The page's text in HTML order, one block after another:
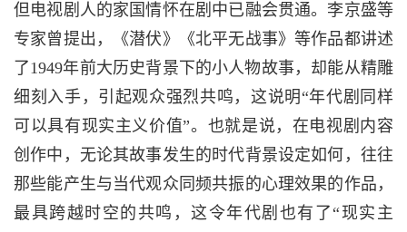
但电视剧人的家国情怀在剧中已融会贯通。李京盛等
专家曾提出，《潜伏》《北平无战事》等作品都讲述
了1949年前大历史背景下的小人物故事，却能从精雕
细刻入手，引起观众强烈共鸣，这说明“年代剧同样
可以具有现实主义价值”。也就是说，在电视剧内容
创作中，无论其故事发生的时代背景设定如何，往往
那些能产生与当代观众同频共振的心理效果的作品，
最具跨越时空的共鸣，这令年代剧也有了“现实主